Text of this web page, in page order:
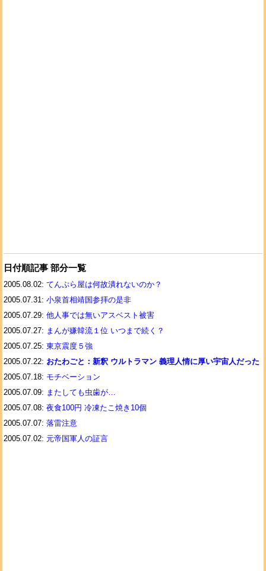
日付順記事 部分一覧
2005.08.02: てんぷら屋は何故潰れないのか？
2005.07.31: 小泉首相靖国参拝の是非
2005.07.29: 他人事では無いアスベスト被害
2005.07.27: まんが嫌韓流１位 いつまで続く？
2005.07.25: 東京震度５強
2005.07.22: おたわごと：新釈 ウルトラマン 義理人情に厚い宇宙人だった
2005.07.18: モチベーション
2005.07.09: またしても虫歯が…
2005.07.08: 夜食100円 冷凍たこ焼き10個
2005.07.07: 落雷注意
2005.07.02: 元帝国軍人の証言